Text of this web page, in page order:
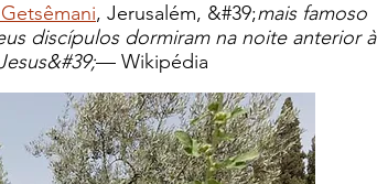
, Jerusalém, &#39;mais famoso
discípulos dormiram na noite anterior à
— Wikipédia